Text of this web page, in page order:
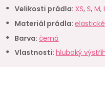
Velikosti prádla: XS, S, M,
Materiál prádla: elastické
Barva: černá
Vlastnosti: hluboký